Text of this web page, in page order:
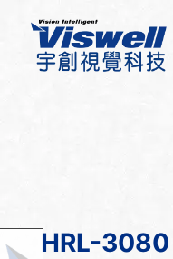
HRL-3080